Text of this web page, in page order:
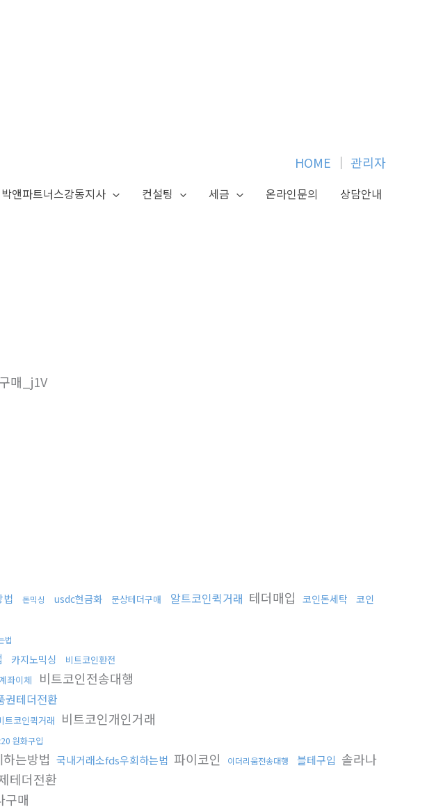
HOME │ 관리자
박앤파트너스강동지사 컨설팅 세금 온라인문의 상담안내
매_j1V
법 돈믹싱 usdc현금화 문상테더구매 알트코인퀵거래 테더매입 코인돈세탁
코인
법
카지노믹싱 비트코인환전
좌이체 비트코인전송대행
권테더전환
트코인퀵거래 비트코인개인거래
원화구입
는방법 국내거래소fds우회하는법 파이코인 이더리움전송대행 블테구입 솔라나
테더전환
구매